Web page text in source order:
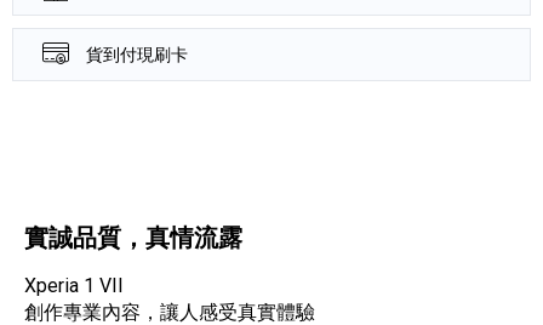
貨到付現刷卡
實誠品質，真情流露
Xperia 1 VII
創作專業內容，讓人感受真實體驗